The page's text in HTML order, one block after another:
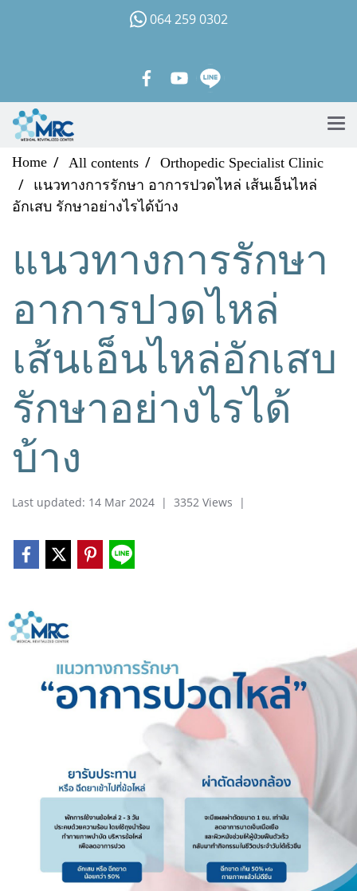
064 259 0302
Home All contents
Orthopedic Specialist Clinic
แนวทางการรักษา อาการปวดไหล่ เส้นเอ็นไหล่
อักเสบ รักษาอย่างไรได้บ้าง
แนวทางการรักษา
อาการปวดไหล่
เส้นเอ็นไหล่อักเสบ
รักษาอย่างไรได้
บ้าง
Last updated: 14 Mar 2024 | 3352 Views |